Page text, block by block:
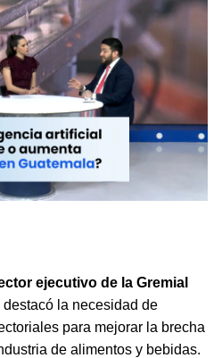
ejecutivo de la Gremial
destacó la necesidad de
para mejorar la brecha
de alimentos y bebidas.